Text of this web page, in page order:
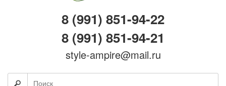
8 (991) 851-94-22
8 (991) 851-94-21
style-ampire@mail.ru